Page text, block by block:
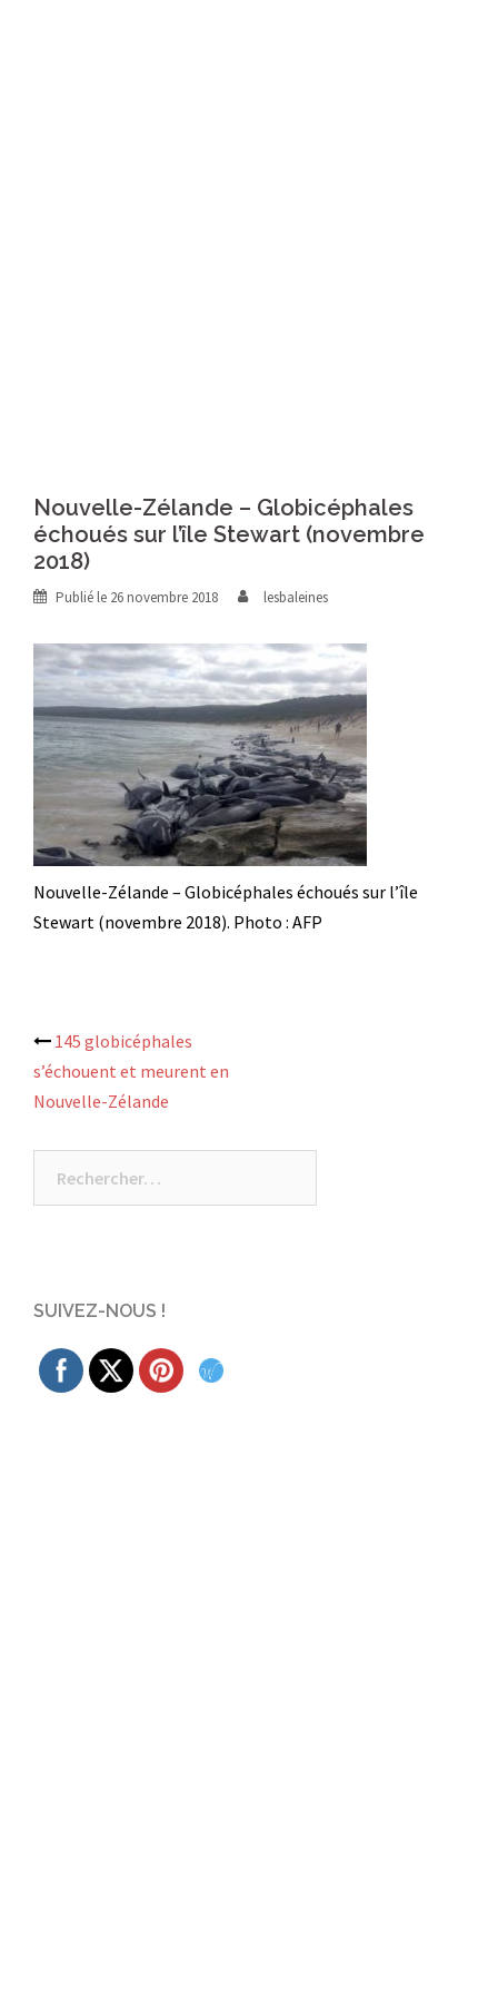
Nouvelle-Zélande – Globicéphales
échoués sur l’île Stewart (novembre
2018)
Publié le 26 novembre 2018 lesbaleines
Nouvelle-Zélande – Globicéphales échoués sur l’île
Stewart (novembre 2018). Photo : AFP
Navigation
d’article
145 globicéphales
s’échouent et meurent en
Nouvelle-Zélande
SUIVEZ-NOUS !